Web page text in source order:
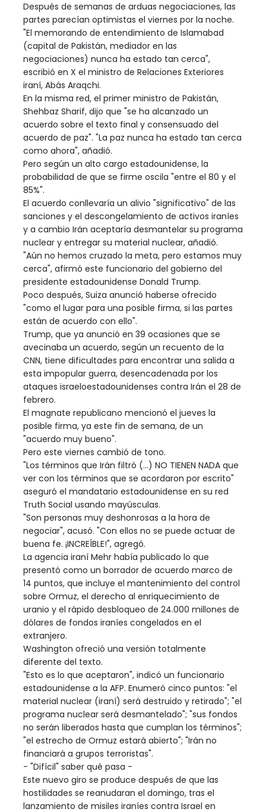
Después de semanas de arduas negociaciones, las
partes parecían optimistas el viernes por la noche.
"El memorando de entendimiento de Islamabad
(capital de Pakistán, mediador en las
negociaciones) nunca ha estado tan cerca",
escribió en X el ministro de Relaciones Exteriores
iraní, Abás Araqchi.
En la misma red, el primer ministro de Pakistán,
Shehbaz Sharif, dijo que "se ha alcanzado un
acuerdo sobre el texto final y consensuado del
acuerdo de paz". "La paz nunca ha estado tan cerca
como ahora", añadió.
Pero según un alto cargo estadounidense, la
probabilidad de que se firme oscila "entre el 80 y el
85%".
El acuerdo conllevaría un alivio "significativo" de las
sanciones y el descongelamiento de activos iraníes
y a cambio Irán aceptaría desmantelar su programa
nuclear y entregar su material nuclear, añadió.
"Aún no hemos cruzado la meta, pero estamos muy
cerca", afirmó este funcionario del gobierno del
presidente estadounidense Donald Trump.
Poco después, Suiza anunció haberse ofrecido
"como el lugar para una posible firma, si las partes
están de acuerdo con ello".
Trump, que ya anunció en 39 ocasiones que se
avecinaba un acuerdo, según un recuento de la
CNN, tiene dificultades para encontrar una salida a
esta impopular guerra, desencadenada por los
ataques israeloestadounidenses contra Irán el 28 de
febrero.
El magnate republicano mencionó el jueves la
posible firma, ya este fin de semana, de un
"acuerdo muy bueno".
Pero este viernes cambió de tono.
"Los términos que Irán filtró (...) NO TIENEN NADA que
ver con los términos que se acordaron por escrito"
aseguró el mandatario estadounidense en su red
Truth Social usando mayúsculas.
"Son personas muy deshonrosas a la hora de
negociar", acusó. "Con ellos no se puede actuar de
buena fe. ¡INCREÍBLE!", agregó.
La agencia iraní Mehr había publicado lo que
presentó como un borrador de acuerdo marco de
14 puntos, que incluye el mantenimiento del control
sobre Ormuz, el derecho al enriquecimiento de
uranio y el rápido desbloqueo de 24.000 millones de
dólares de fondos iraníes congelados en el
extranjero.
Washington ofreció una versión totalmente
diferente del texto.
"Esto es lo que aceptaron", indicó un funcionario
estadounidense a la AFP. Enumeró cinco puntos: "el
material nuclear (iraní) será destruido y retirado"; "el
programa nuclear será desmantelado"; "sus fondos
no serán liberados hasta que cumplan los términos";
"el estrecho de Ormuz estará abierto"; "Irán no
financiará a grupos terroristas".
- "Difícil" saber qué pasa -
Este nuevo giro se produce después de que las
hostilidades se reanudaran el domingo, tras el
lanzamiento de misiles iraníes contra Israel en